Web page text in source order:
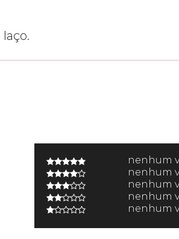
nenhum
nenhum
nenhum
nenhum
nenhum